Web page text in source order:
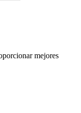
mejores